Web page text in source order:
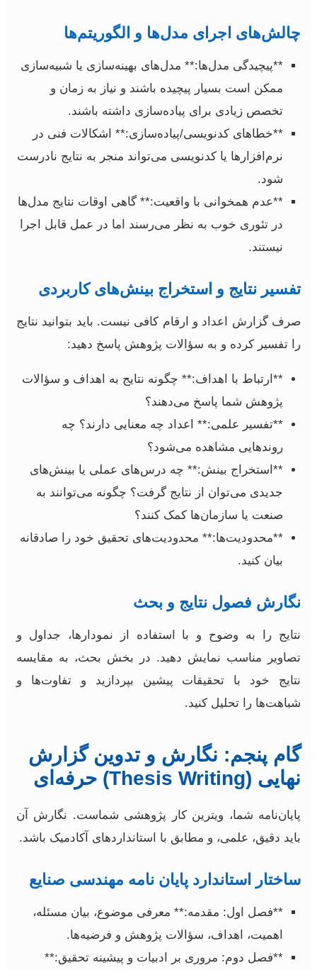
چالش‌های اجرای مدل‌ها و الگوریتم‌ها
**پیچیدگی مدل‌ها:** مدل‌های بهینه‌سازی یا شبیه‌سازی
ممکن است بسیار پیچیده باشند و نیاز به زمان و
تخصص زیادی برای پیاده‌سازی داشته باشند.
**خطاهای کدنویسی/پیاده‌سازی:** اشکالات فنی در
نرم‌افزارها یا کدنویسی می‌تواند منجر به نتایج نادرست
شود.
**عدم همخوانی با واقعیت:** گاهی اوقات نتایج مدل‌ها
در تئوری خوب به نظر می‌رسند اما در عمل قابل اجرا
نیستند.
تفسیر نتایج و استخراج بینش‌های کاربردی
صرف گزارش اعداد و ارقام کافی نیست. باید بتوانید نتایج
را تفسیر کرده و به سؤالات پژوهش پاسخ دهید:
**ارتباط با اهداف:** چگونه نتایج به اهداف و سؤالات
پژوهش شما پاسخ می‌دهند؟
**تفسیر علمی:** اعداد چه معنایی دارند؟ چه
روندهایی مشاهده می‌شود؟
**استخراج بینش:** چه درس‌های عملی یا بینش‌های
جدیدی می‌توان از نتایج گرفت؟ چگونه می‌توانند به
صنعت یا سازمان‌ها کمک کنند؟
**محدودیت‌ها:** محدودیت‌های تحقیق خود را صادقانه
بیان کنید.
نگارش فصول نتایج و بحث
نتایج را به وضوح و با استفاده از نمودارها، جداول و
تصاویر مناسب نمایش دهید. در بخش بحث، به مقایسه
نتایج خود با تحقیقات پیشین بپردازید و تفاوت‌ها و
شباهت‌ها را تحلیل کنید.
گام پنجم: نگارش و تدوین گزارش
نهایی (Thesis Writing) حرفه‌ای
پایان‌نامه شما، ویترین کار پژوهشی شماست. نگارش آن
باید دقیق، علمی، و مطابق با استانداردهای آکادمیک باشد.
ساختار استاندارد پایان نامه مهندسی صنایع
**فصل اول: مقدمه:** معرفی موضوع، بیان مسئله،
اهمیت، اهداف، سؤالات پژوهش و فرضیه‌ها.
**فصل دوم: مروری بر ادبیات و پیشینه تحقیق:**